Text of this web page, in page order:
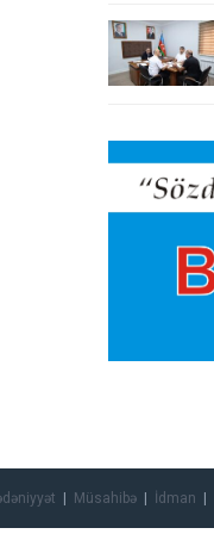
Müsahibə İdman